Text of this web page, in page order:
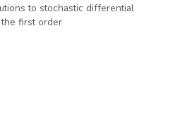
to stochastic differential
first order